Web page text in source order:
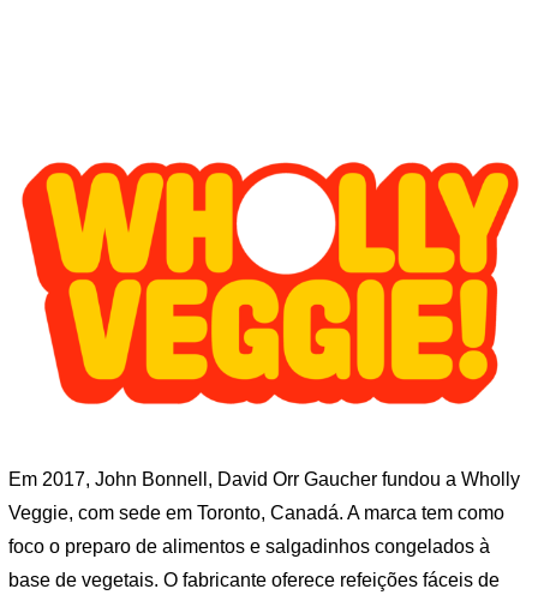
Em 2017, John Bonnell, David Orr Gaucher fundou a Wholly
Veggie, com sede em Toronto, Canadá. A marca tem como
foco o preparo de alimentos e salgadinhos congelados à
base de vegetais. O fabricante oferece refeições fáceis de